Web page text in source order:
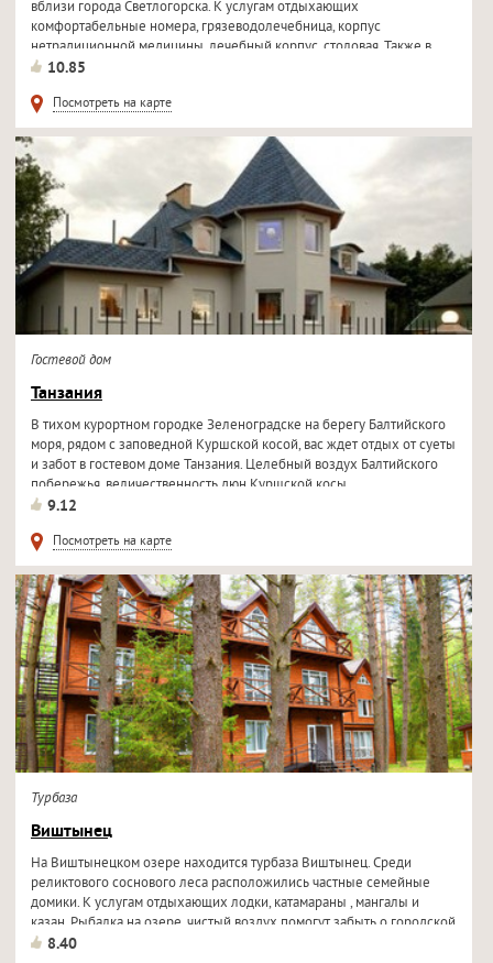
вблизи города Светлогорска. К услугам отдыхающих
комфортабельные номера, грязеводолечебница, корпус
нетрадиционной медицины, лечебный корпус, столовая. Также в
санатории имеется...
10.85
Посмотреть на карте
Гостевой дом
Танзания
В тихом курортном городке Зеленоградске на берегу Балтийского
моря, рядом с заповедной Куршской косой, вас ждет отдых от суеты
и забот в гостевом доме Танзания. Целебный воздух Балтийского
побережья, величественность дюн Куршской косы...
9.12
Посмотреть на карте
Турбаза
Виштынец
На Виштынецком озере находится турбаза Виштынец. Среди
реликтового соснового леса расположились частные семейные
домики. К услугам отдыхающих лодки, катамараны , мангалы и
казан. Рыбалка на озере, чистый воздух помогут забыть о городской
жизни и...
8.40